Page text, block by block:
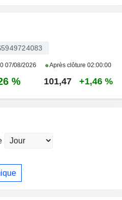
07/08/2026 Après clôture 02:00:00
% 101,47 +1,46 %